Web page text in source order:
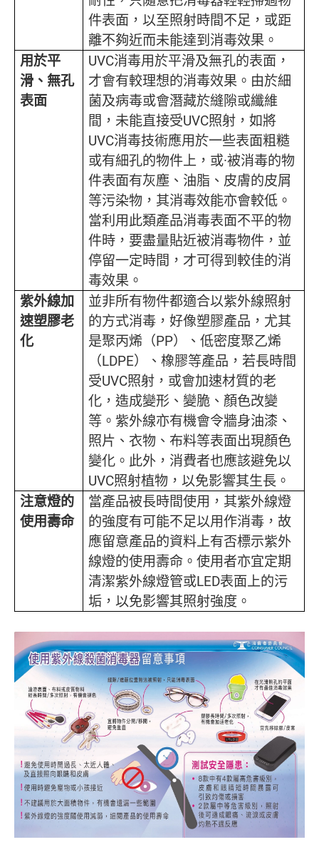
件表面，以至照射時間不足，或距
離不夠近而未能達到消毒效果。
用於平
滑、無孔
表面
UVC消毒用於平滑及無孔的表面，
才會有較理想的消毒效果。由於細
菌及病毒或會潛藏於縫隙或纖維
間，未能直接受UVC照射，如將
UVC消毒技術應用於一些表面粗糙
或有細孔的物件上，或·被消毒的物
件表面有灰塵、油脂、皮膚的皮屑
等污染物，其消毒效能亦會較低。
當利用此類產品消毒表面不平的物
件時，要盡量貼近被消毒物件，並
停留一定時間，才可得到較佳的消
毒效果。
紫外線加
速塑膠老
化
並非所有物件都適合以紫外線照射
的方式消毒，好像塑膠產品，尤其
是聚丙烯（PP）、低密度聚乙烯
（LDPE）、橡膠等產品，若長時間
受UVC照射，或會加速材質的老
化，造成變形、變脆、顏色改變
等。紫外線亦有機會令牆身油漆、
照片、衣物、布料等表面出現顏色
變化。此外，消費者也應該避免以
UVC照射植物，以免影響其生長。
注意燈的
使用壽命
當產品被長時間使用，其紫外線燈
的強度有可能不足以用作消毒，故
應留意產品的資料上有否標示紫外
線燈的使用壽命。使用者亦宜定期
清潔紫外線燈管或LED表面上的污
垢，以免影響其照射強度。